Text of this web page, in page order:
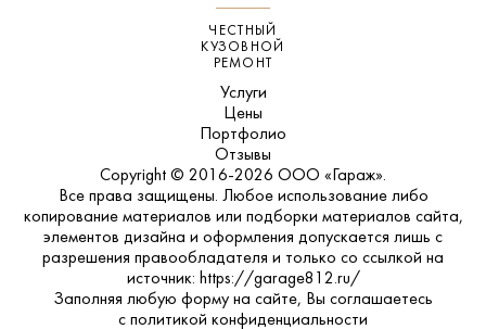
ЧЕСТНЫЙ
КУЗОВНОЙ
РЕМОНТ
Услуги
Цены
Портфолио
Отзывы
Copyright © 2016-2026 ООО «Гараж».
Все права защищены. Любое использование либо
копирование материалов или подборки материалов сайта,
элементов дизайна и оформления допускается лишь с
разрешения правообладателя и только со ссылкой на
источник: https://garage812.ru/
Заполняя любую форму на сайте, Вы соглашаетесь
с политикой конфиденциальности